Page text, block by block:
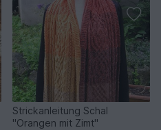
Strickanleitung Schal
"Orangen mit Zimt"